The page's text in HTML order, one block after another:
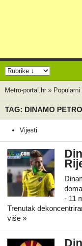
Metro-portal.hr » Popularni
TAG: DINAMO
Vijesti
- 11
Trenutak
više »